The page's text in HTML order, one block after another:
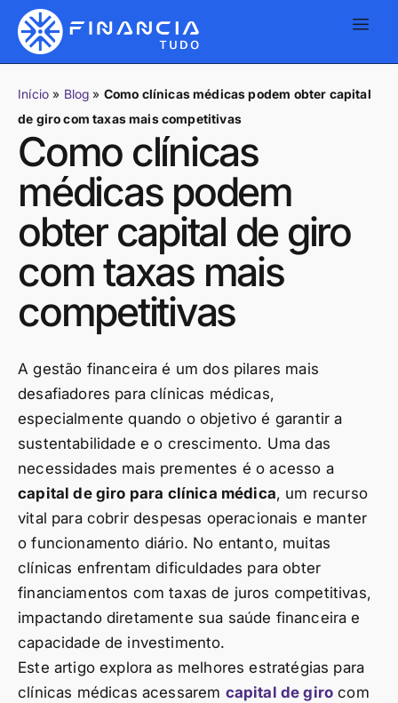
Início » Blog » Como clínicas médicas podem obter capital
de giro com taxas mais competitivas
Como clínicas
médicas podem
obter capital de giro
com taxas mais
competitivas
A gestão financeira é um dos pilares mais
desafiadores para clínicas médicas,
especialmente quando o objetivo é garantir a
sustentabilidade e o crescimento. Uma das
necessidades mais prementes é o acesso a
capital de giro para clínica médica, um recurso
vital para cobrir despesas operacionais e manter
o funcionamento diário. No entanto, muitas
clínicas enfrentam dificuldades para obter
financiamentos com taxas de juros competitivas,
impactando diretamente sua saúde financeira e
capacidade de investimento.
Este artigo explora as melhores estratégias para
clínicas médicas acessarem capital de giro com